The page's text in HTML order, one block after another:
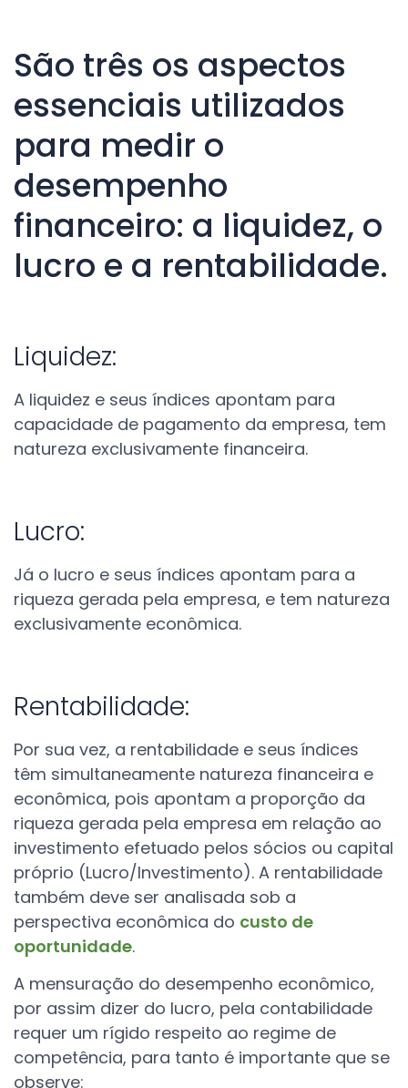
São três os aspectos
essenciais utilizados
para medir o
desempenho
financeiro: a liquidez, o
lucro e a rentabilidade.
Liquidez:
A liquidez e seus índices apontam para
capacidade de pagamento da empresa, tem
natureza exclusivamente financeira.
Lucro:
Já o lucro e seus índices apontam para a
riqueza gerada pela empresa, e tem natureza
exclusivamente econômica.
Rentabilidade:
Por sua vez, a rentabilidade e seus índices
têm simultaneamente natureza financeira e
econômica, pois apontam a proporção da
riqueza gerada pela empresa em relação ao
investimento efetuado pelos sócios ou capital
próprio (Lucro/Investimento). A rentabilidade
também deve ser analisada sob a
perspectiva econômica do custo de
oportunidade.
A mensuração do desempenho econômico,
por assim dizer do lucro, pela contabilidade
requer um rígido respeito ao regime de
competência, para tanto é importante que se
observe: